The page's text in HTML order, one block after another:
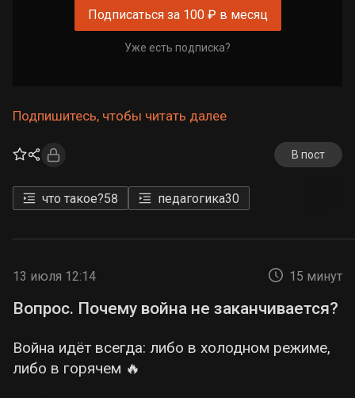
Подписаться за 100 ₽ в месяц
Уже есть подписка?
Подпишитесь, чтобы читать далее
В пост
что такое?58 педагогика30
13 июля 12:14 15 минут
Вопрос. Почему война не заканчивается?
Война идёт всегда: либо в холодном режиме,
либо в горячем 🔥